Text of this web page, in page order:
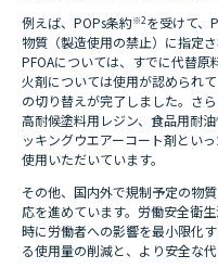
例えば、POPs条約※2を受けて、
物質（製造使用の禁止）に指定
PFOAについては、すでに代替原
火剤については使用が認められ
の切り替えが完了しました。さ
高耐候塗料用レジン、食品用耐
ッキングウエアーコート剤とい
使用いただいています。
その他、国内外で規制予定の物
応を進めています。労働安全衛
時に労働者への影響を最小限化
る使用量の削減と、より安全な